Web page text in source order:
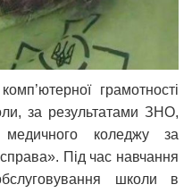
грамотності
за результатами ЗНО,
медичного коледжу за
Під час навчання
школи в